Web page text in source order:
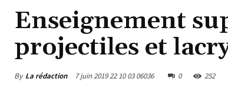
Enseignement
projectiles et
By La rédaction 7 juin 2019 22 10 03 06036 0 252